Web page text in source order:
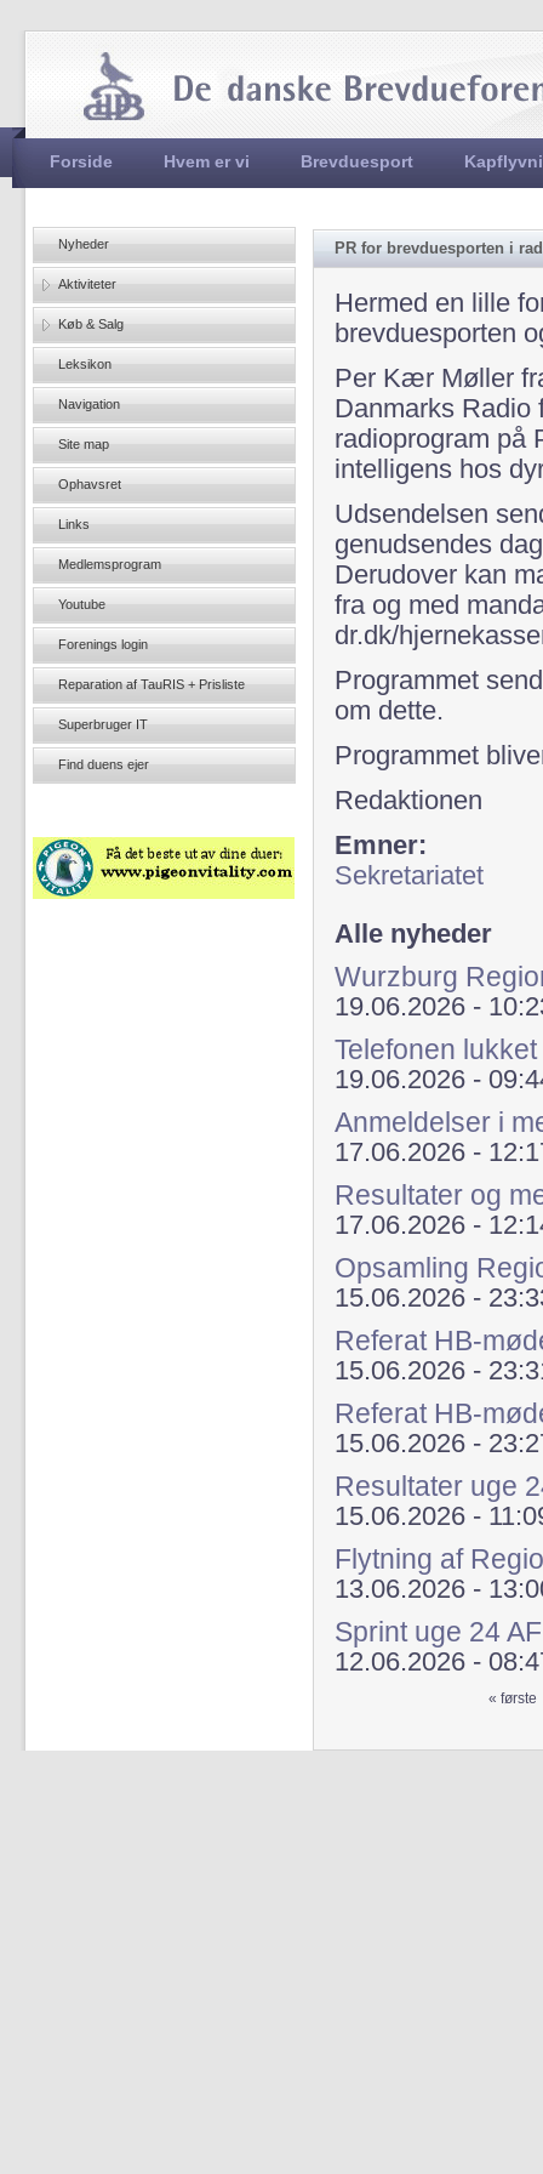
Hovedmenu
Forside Hvem er vi Brevduesport
PR for brevduesporten i
Hermed en lille
brevduesporten
Per Kær Møller
Danmarks Radio
radioprogram på
intelligens hos
Udsendelsen
genudsendes
Derudover kan
fra og med
dr.dk/
Programmet
om dette.
Programmet
Redaktionen
Emner:
Sekretariatet
Alle nyheder
Wurzburg
19.06.2026 -
Telefonen
19.06.2026 -
Anmeldelser i
17.06.2026 -
Resultater og
17.06.2026 -
Opsamling
15.06.2026 -
Referat HB-
15.06.2026 -
Referat HB-
15.06.2026 -
Resultater uge
15.06.2026 -
Flytning af
13.06.2026 -
Sprint uge 24
12.06.2026 -
« første
Nyheder
Aktiviteter
Køb & Salg
Leksikon
Navigation
Site map
Ophavsret
Links
Medlemsprogram
Youtube
Forenings login
Reparation af TauRIS + Prisliste
Superbruger IT
Find duens ejer